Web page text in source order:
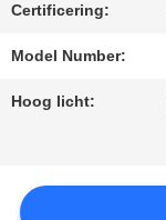
EEN
Certificering:
Model Number:
Hoog licht: